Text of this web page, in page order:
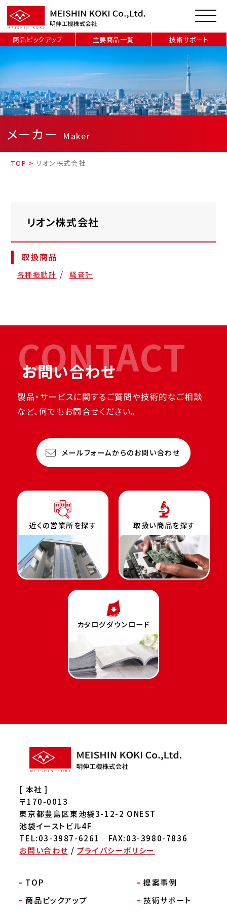
商品ピックアップ 主要商品一覧 技術サポート
メーカー Maker
TOP > リオン株式会社
リオン株式会社
取扱商品
各種振動計 騒音計
CONTACT
お問い合わせ
製品・サービスに関するご質問や技術的なご相談
など、何でもお問合せください。
メールフォームからのお問い合わせ
近くの営業所を探す 取扱い商品を探す
カタログダウンロード
[ 本社 ]
〒170-0013
東京都豊島区東池袋3-12-2 ONEST
池袋イーストビル4F
TEL:03-3987-6261 FAX:03-3980-7836
お問い合わせ / プライバシーポリシー
TOP
提案事例
商品ピックアップ
技術サポート